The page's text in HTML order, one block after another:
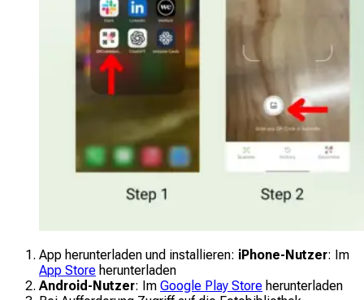
App herunterladen und installieren: iPhone-Nutzer: Im
App Store herunterladen
Android-Nutzer: Im Google Play Store herunterladen